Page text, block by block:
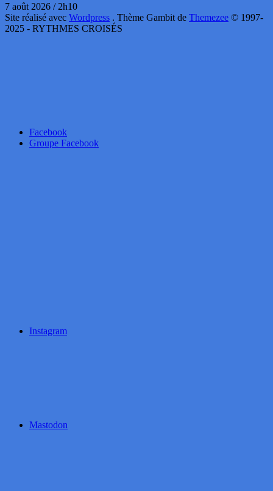
7 août 2026 / 2h10
Site réalisé avec Wordpress . Thème Gambit de Themezee © 1997-
2025 - RYTHMES CROISÉS
Facebook
Groupe Facebook
Instagram
Mastodon